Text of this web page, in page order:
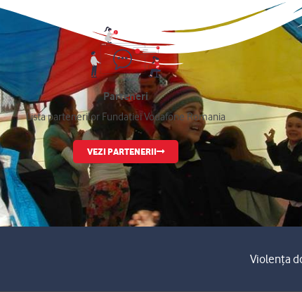
Parteneri
Lista partenerilor Fundatiei Vodafone Romania
VEZI PARTENERII
Violența